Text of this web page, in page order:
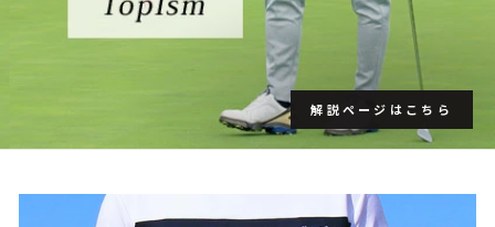
解説ページはこちら